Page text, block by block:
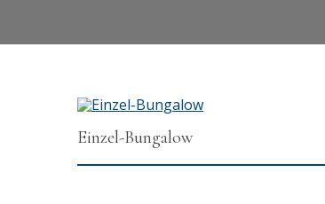
Einzel-Bungalow